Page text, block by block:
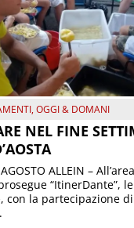
,OGGI & DOMANI
NEL FINE
ALLEIN –
“ItinerDante”,
con la partecipazione